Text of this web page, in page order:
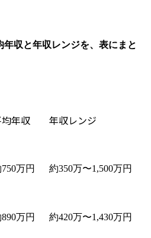
年収と年収レンジを、表にまと
年収 年収レンジ
万円 約350万〜1,500万円
万円 約420万〜1,430万円